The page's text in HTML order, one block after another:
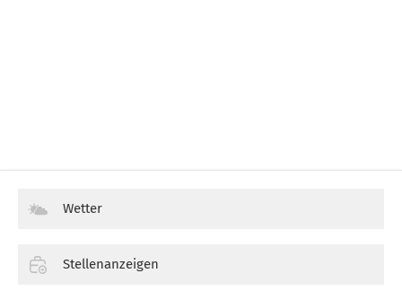
Wetter
Stellenanzeigen